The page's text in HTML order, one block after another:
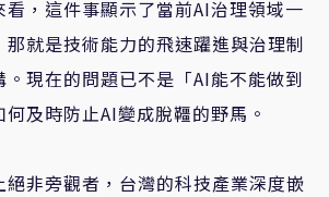
，這件事顯示了當前AI治理領域一
就是技術能力的飛速躍進與治理制
現在的問題已不是「AI能不能做到
何及時防止AI變成脫韁的野馬。
絕非旁觀者，台灣的科技產業深度嵌